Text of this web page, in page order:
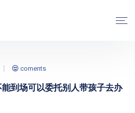
coments
到场可以委托别人带孩子去办